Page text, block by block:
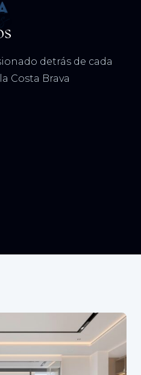
detrás de cada
Costa Brava